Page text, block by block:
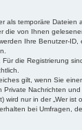
temporäre
von Ihnen
Ihre Benutzer-
die Registrierung
gilt, wenn Sie
Nachrichten
nur in der „Wer
bei Umfragen,